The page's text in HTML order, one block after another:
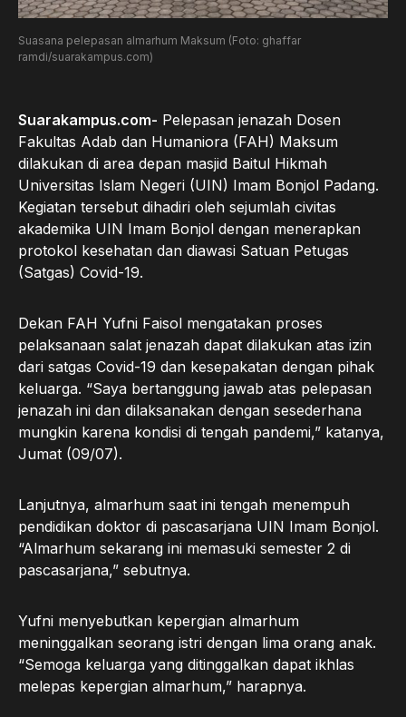
Suasana pelepasan almarhum Maksum (Foto: ghaffar
ramdi/suarakampus.com)
Suarakampus.com- Pelepasan jenazah Dosen
Fakultas Adab dan Humaniora (FAH) Maksum
dilakukan di area depan masjid Baitul Hikmah
Universitas Islam Negeri (UIN) Imam Bonjol Padang.
Kegiatan tersebut dihadiri oleh sejumlah civitas
akademika UIN Imam Bonjol dengan menerapkan
protokol kesehatan dan diawasi Satuan Petugas
(Satgas) Covid-19.
Dekan FAH Yufni Faisol mengatakan proses
pelaksanaan salat jenazah dapat dilakukan atas izin
dari satgas Covid-19 dan kesepakatan dengan pihak
keluarga. “Saya bertanggung jawab atas pelepasan
jenazah ini dan dilaksanakan dengan sesederhana
mungkin karena kondisi di tengah pandemi,” katanya,
Jumat (09/07).
Lanjutnya, almarhum saat ini tengah menempuh
pendidikan doktor di pascasarjana UIN Imam Bonjol.
“Almarhum sekarang ini memasuki semester 2 di
pascasarjana,” sebutnya.
Yufni menyebutkan kepergian almarhum
meninggalkan seorang istri dengan lima orang anak.
“Semoga keluarga yang ditinggalkan dapat ikhlas
melepas kepergian almarhum,” harapnya.